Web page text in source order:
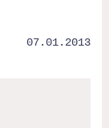
07.01.2013